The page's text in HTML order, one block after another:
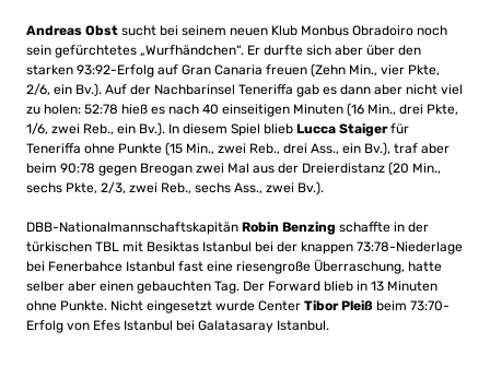
Andreas Obst sucht bei seinem neuen Klub Monbus Obradoiro noch
sein gefürchtetes „Wurfhändchen“. Er durfte sich aber über den
starken 93:92-Erfolg auf Gran Canaria freuen (Zehn Min., vier Pkte,
2/6, ein Bv.). Auf der Nachbarinsel Teneriffa gab es dann aber nicht viel
zu holen: 52:78 hieß es nach 40 einseitigen Minuten (16 Min., drei Pkte,
1/6, zwei Reb., ein Bv.). In diesem Spiel blieb Lucca Staigerfür
Teneriffa ohne Punkte (15 Min., zwei Reb., drei Ass., ein Bv.), traf aber
beim 90:78 gegen Breogan zwei Mal aus der Dreierdistanz (20 Min.,
sechs Pkte, 2/3, zwei Reb., sechs Ass., zwei Bv.).
DBB-Nationalmannschaftskapitän Robin Benzing schaffte in der
türkischen TBL mit Besiktas Istanbul bei der knappen 73:78-Niederlage
bei Fenerbahce Istanbul fast eine riesengroße Überraschung, hatte
selber aber einen gebauchten Tag. Der Forward blieb in 13 Minuten
ohne Punkte. Nicht eingesetzt wurde Center Tibor Pleiß beim 73:70-
Erfolg von Efes Istanbul bei Galatasaray Istanbul.